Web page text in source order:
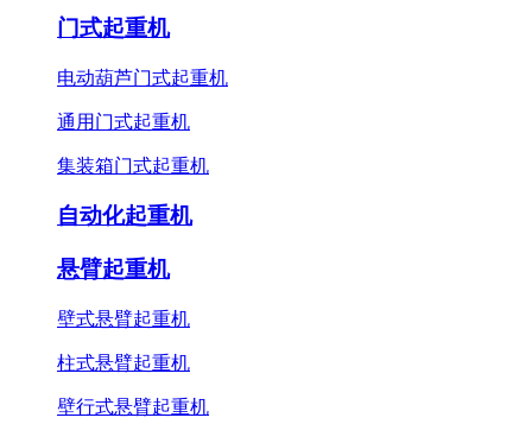
门式起重机
电动葫芦门式起重机
通用门式起重机
集装箱门式起重机
自动化起重机
悬臂起重机
壁式悬臂起重机
柱式悬臂起重机
壁行式悬臂起重机